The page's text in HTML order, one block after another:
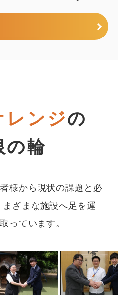
レンジの
の輪
様から現状の課題と必
まざまな施設へ足を運
っています。